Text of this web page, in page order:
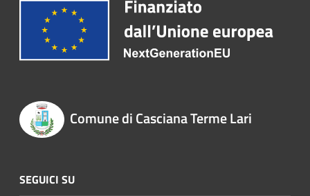
Comune di Casciana Terme Lari
SEGUICI SU